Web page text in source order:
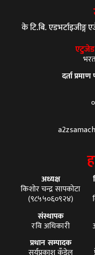
के टि.बि. एडभर्टाइजीङ्ग
दर्ता प्रमाण
अध्यक्ष
किशोर चन्द्र सापकोटा
(९८५५०६०९२४)
संस्थापक
रवि अधिकारी
प्रधान सम्पादक